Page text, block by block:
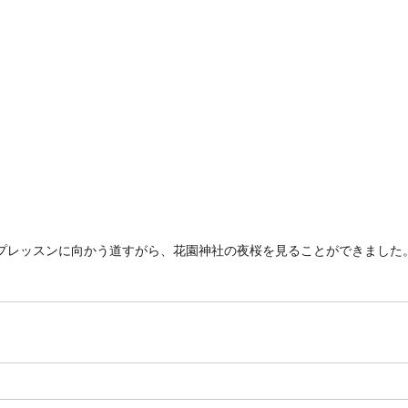
レッスンに向かう道すがら、花園神社の夜桜を見ることができました